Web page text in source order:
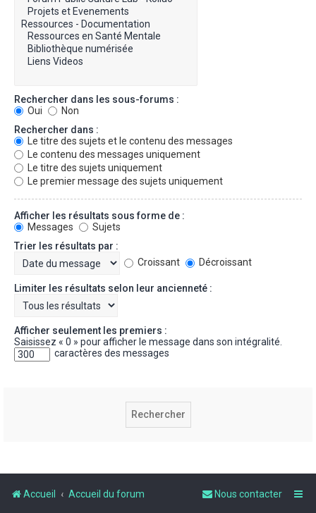
Rechercher dans les sous-forums :
Oui
Non
Rechercher dans :
Le titre des sujets et le contenu des messages
Le contenu des messages uniquement
Le titre des sujets uniquement
Le premier message des sujets uniquement
Afficher les résultats sous forme de :
Messages
Sujets
Trier les résultats par :
Croissant
Décroissant
Limiter les résultats selon leur ancienneté :
Afficher seulement les premiers :
Saisissez « 0 » pour afficher le message dans son intégralité.
caractères des messages
Accueil Accueil du forum Nous contacter